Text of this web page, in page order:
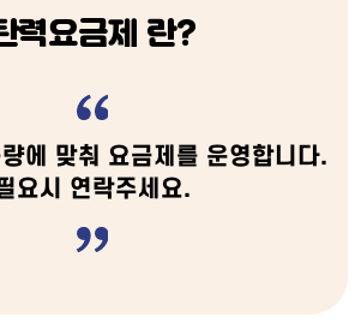
력요금제 란?
에 맞춰 요금제를 운영합니다.
요시 연락주세요.